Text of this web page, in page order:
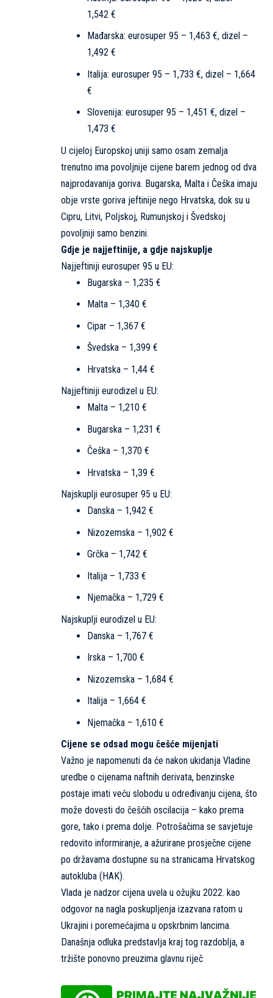
1,542 €
Mađarska: eurosuper 95 – 1,463 €, dizel –
1,492 €
Italija: eurosuper 95 – 1,733 €, dizel – 1,664
€
Slovenija: eurosuper 95 – 1,451 €, dizel –
1,473 €
U cijeloj Europskoj uniji samo osam zemalja
trenutno ima povoljnije cijene barem jednog od dva
najprodavanija goriva. Bugarska, Malta i Češka imaju
obje vrste goriva jeftinije nego Hrvatska, dok su u
Cipru, Litvi, Poljskoj, Rumunjskoj i Švedskoj
povoljniji samo benzini.
Gdje je najjeftinije, a gdje najskuplje
Najjeftiniji eurosuper 95 u EU:
Bugarska – 1,235 €
Malta – 1,340 €
Cipar – 1,367 €
Švedska – 1,399 €
Hrvatska – 1,44 €
Najjeftiniji eurodizel u EU:
Malta – 1,210 €
Bugarska – 1,231 €
Češka – 1,370 €
Hrvatska – 1,39 €
Najskuplji eurosuper 95 u EU:
Danska – 1,942 €
Nizozemska – 1,902 €
Grčka – 1,742 €
Italija – 1,733 €
Njemačka – 1,729 €
Najskuplji eurodizel u EU:
Danska – 1,767 €
Irska – 1,700 €
Nizozemska – 1,684 €
Italija – 1,664 €
Njemačka – 1,610 €
Cijene se odsad mogu češće mijenjati
Važno je napomenuti da će nakon ukidanja Vladine
uredbe o cijenama naftnih derivata, benzinske
postaje imati veću slobodu u određivanju cijena, što
može dovesti do češćih oscilacija – kako prema
gore, tako i prema dolje. Potrošačima se savjetuje
redovito informiranje, a ažurirane prosječne cijene
po državama dostupne su na stranicama Hrvatskog
autokluba (HAK).
Vlada je nadzor cijena uvela u ožujku 2022. kao
odgovor na nagla poskupljenja izazvana ratom u
Ukrajini i poremećajima u opskrbnim lancima.
Današnja odluka predstavlja kraj tog razdoblja, a
tržište ponovno preuzima glavnu riječ